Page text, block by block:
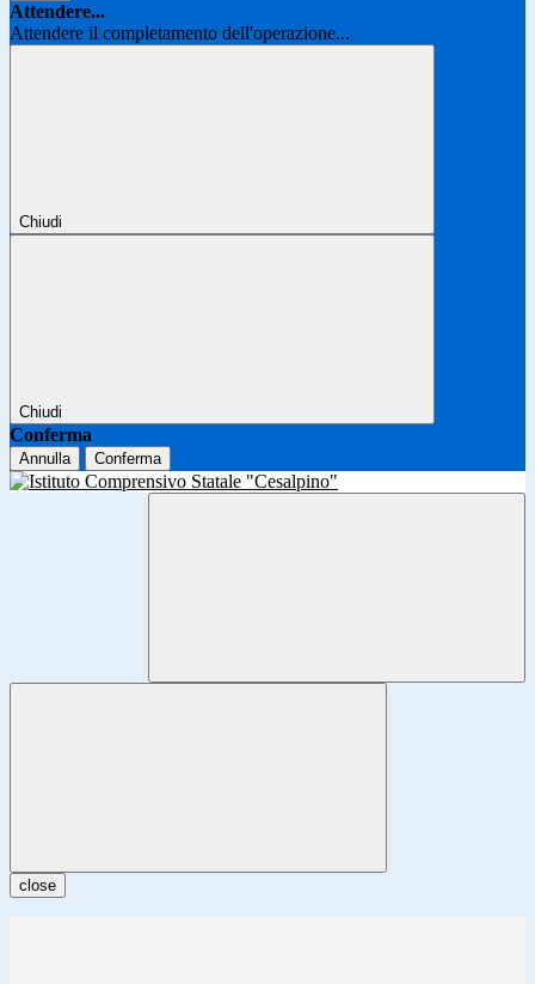
Attendere...
Attendere il completamento dell'operazione...
Chiudi
Chiudi
Conferma
Annulla Conferma
close